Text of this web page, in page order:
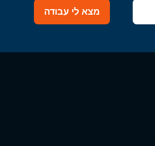
מצא לי עבודה